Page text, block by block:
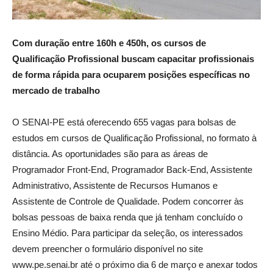
Com duração entre 160h e 450h, os cursos de
Qualificação Profissional buscam capacitar profissionais
de forma rápida para ocuparem posições específicas no
mercado de trabalho
O SENAI-PE está oferecendo 655 vagas para bolsas de
estudos em cursos de Qualificação Profissional, no formato à
distância. As oportunidades são para as áreas de
Programador Front-End, Programador Back-End, Assistente
Administrativo, Assistente de Recursos Humanos e
Assistente de Controle de Qualidade. Podem concorrer às
bolsas pessoas de baixa renda que já tenham concluído o
Ensino Médio. Para participar da seleção, os interessados
devem preencher o formulário disponível no site
www.pe.senai.br até o próximo dia 6 de março e anexar todos